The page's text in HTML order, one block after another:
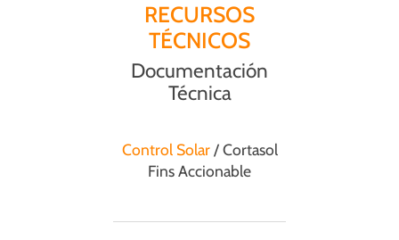
RECURSOS
TÉCNICOS
Documentación
Técnica
Control Solar/ Cortasol
Fins Accionable